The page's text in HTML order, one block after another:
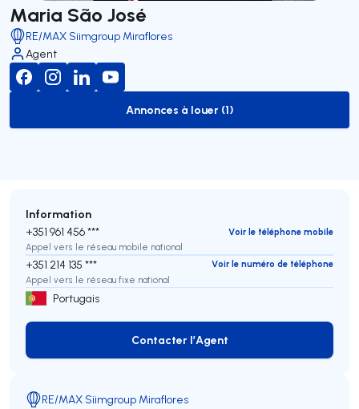
Maria São José
RE/MAX Siimgroup Miraflores
Agent
to-rent-listing
Annonces à louer (1)
Information
+351 961 456 ***
Voir le téléphone mobile
Appel vers le réseau mobile national
+351 214 135 ***
Voir le numéro de téléphone
Appel vers le réseau fixe national
Portugais
Contacter l’Agent
Contacter l’Agent
RE/MAX Siimgroup Miraflores